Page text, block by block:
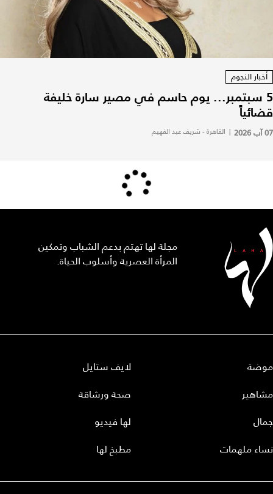
أخبار النجوم
5 سبتمبر... يوم حاسم في مصير سارة خليفة
قضائياً
07 آب 2026 | القاهرة - شريف عبد الفهيم
مجلة لها تهتم بدعم الشباب وتمكين
المرأة العصرية وأسلوب الحياة.
موضة
مشاهير
جمال
نساء ملهمات
لايف ستايل
صحة ورشاقة
لها فيديو
مطبخ لها